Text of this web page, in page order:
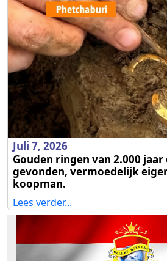
Juli 7, 2026
Gouden ringen van 2.000
gevonden, vermoedelijk
koopman.
Lees verder...